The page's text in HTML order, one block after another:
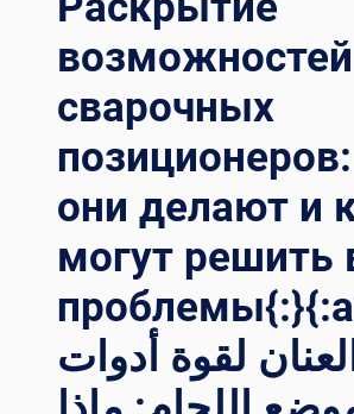
возможностей
сварочных
они делают и
могут решить
لقوة أدوات